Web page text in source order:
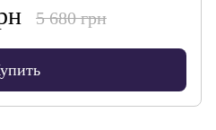
5 680 грн